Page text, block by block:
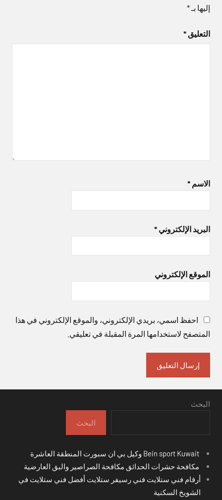
إليها بـ*
التعليق *
الاسم *
البريد الإلكتروني *
الموقع الإلكتروني
احفظ اسمي، بريدي الإلكتروني، والموقع الإلكتروني في هذا
المتصفح لاستخدامها المرة المقبلة في تعليقي.
البحث
البحث
مكافحة حشرات الحدائق مكافحة الصراصير والبق العارضية
أرقام فني ستلايت فني رسيفر ستلايت أفضل فني ستلايت في
الشويخ السكنية